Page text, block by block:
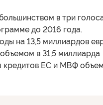
в три
до 2016 года.
на 13,5 миллиардов
в 31,5 миллиарда
кредитов ЕС и МВФ